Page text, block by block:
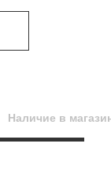
Наличие в